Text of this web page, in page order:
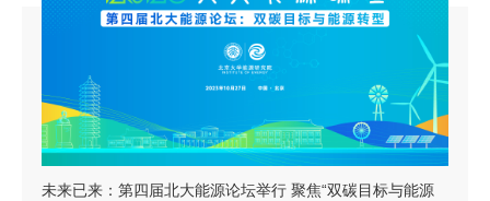
未来已来：第四届北大能源论坛举行 聚焦“双碳目标与能源